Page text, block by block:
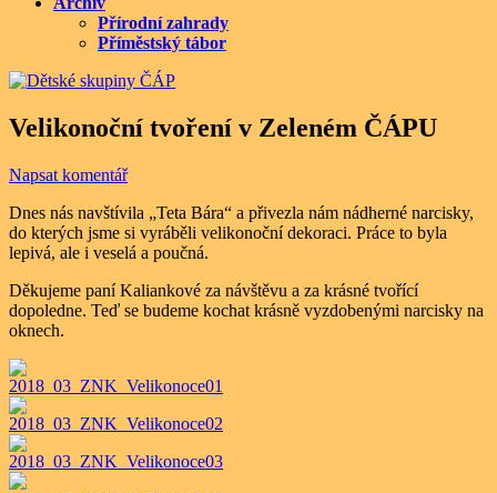
Přírodní zahrady
Příměstský tábor
Velikonoční tvoření v Zeleném ČÁPU
Napsat komentář
Dnes nás navštívila „Teta Bára“ a přivezla nám nádherné narcisky,
do kterých jsme si vyráběli velikonoční dekoraci. Práce to byla
lepivá, ale i veselá a poučná.
Děkujeme paní Kaliankové za návštěvu a za krásné tvořící
dopoledne. Teď se budeme kochat krásně vyzdobenými narcisky na
oknech.